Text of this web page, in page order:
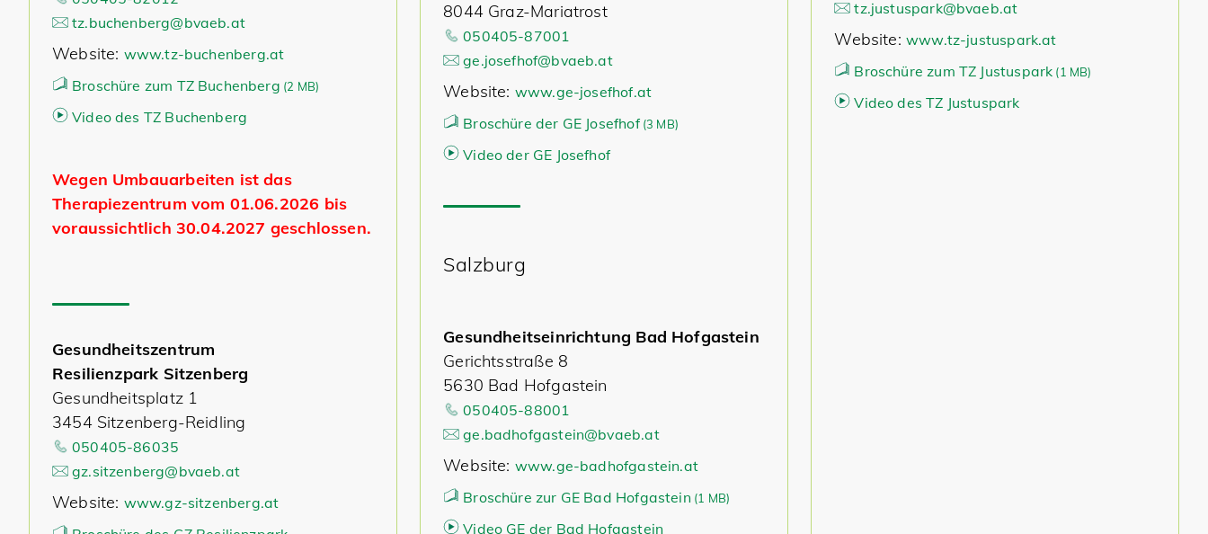
tz.buchenberg@bvaeb.at
Website: www.tz-buchenberg.at
Broschüre zum TZ Buchenberg (2 MB)
Video des TZ Buchenberg
Wegen Umbauarbeiten ist das
Therapiezentrum vom 01.06.2026 bis
voraussichtlich 30.04.2027 geschlossen.
Gesundheitszentrum
Resilienzpark Sitzenberg
Gesundheitsplatz 1
3454 Sitzenberg-Reidling
050405-86035
gz.sitzenberg@bvaeb.at
Website: www.gz-sitzenberg.at
8044 Graz-Mariatrost
050405-87001
ge.josefhof@bvaeb.at
Website: www.ge-josefhof.at
Broschüre der GE Josefhof(3 MB)
Video der GE Josefhof
Salzburg
Gesundheitseinrichtung Bad Hofgastein
Gerichtsstraße 8
5630 Bad Hofgastein
050405-88001
ge.badhofgastein@bvaeb.at
Website: www.ge-badhofgastein.at
Broschüre zur GE Bad Hofgastein (1 MB)
Video GE der Bad Hofgastein
tz.justuspark@bvaeb.at
Website: www.tz-justuspark.at
Broschüre zum TZ Justuspark (1 MB)
Video des TZ Justuspark